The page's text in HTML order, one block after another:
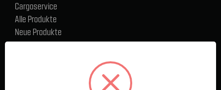
Cargoservice
Alle Produkte
Neue Produkte
%Sale